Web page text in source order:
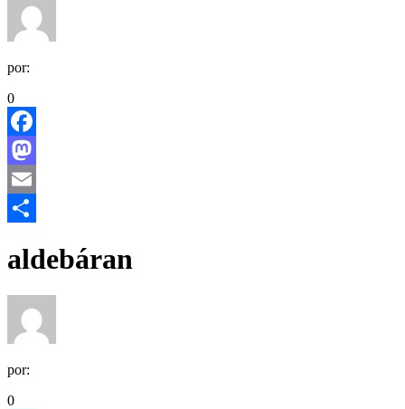
por:
0
Facebook
Mastodon
Email
aldebáran
por:
0